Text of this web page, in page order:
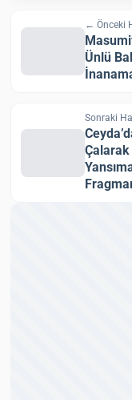
← Önceki
Ünlü
Sonraki
Çalarak